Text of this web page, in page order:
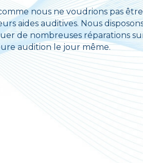
nous ne voudrions pas
aides auditives. Nous
de nombreuses réparations
audition le jour même.